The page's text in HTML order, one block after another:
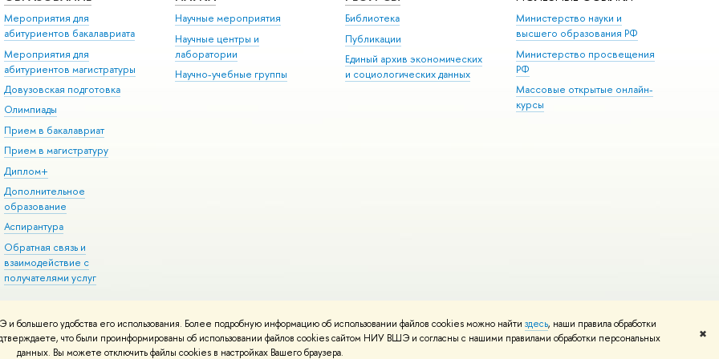
удобства его использования. Более подробную информацию об использовании файлов cookies можно найти здесь, наши правила обработки
что были проинформированы об использовании файлов cookies сайтом НИУ ВШЭ и согласны с нашими правилами обработки персональных
данных. Вы можете отключить файлы cookies в настройках Вашего браузера.
✖
Мероприятия для
абитуриентов бакалавриата
Мероприятия для
абитуриентов магистратуры
Довузовская подготовка
Олимпиады
Прием в бакалавриат
Прием в магистратуру
Диплом+
Дополнительное
образование
Аспирантура
Обратная связь и
взаимодействие с
получателями услуг
Научные мероприятия
Научные центры и
лаборатории
Научно-учебные группы
Библиотека
Публикации
Единый архив экономических
и социологических данных
Министерство науки и
высшего образования РФ
Министерство просвещения
РФ
Массовые открытые онлайн-
курсы
Редактору
Условия использования материалов Политика конфиденциальности Карта сайта
вШколе дизайна НИУ ВШЭ